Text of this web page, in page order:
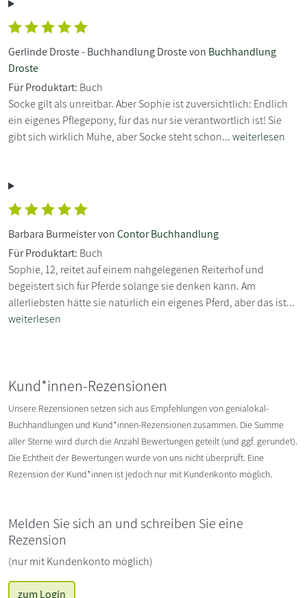
Gerlinde Droste - Buchhandlung Droste von Buchhandlung
Droste
Für Produktart: Buch
Socke gilt als unreitbar. Aber Sophie ist zuversichtlich: Endlich
ein eigenes Pflegepony, für das nur sie verantwortlich ist! Sie
gibt sich wirklich Mühe, aber Socke steht schon...weiterlesen
Barbara Burmeister vonContor Buchhandlung
Für Produktart: Buch
Sophie, 12, reitet auf einem nahgelegenen Reiterhof und
begeistert sich für Pferde solange sie denken kann. Am
allerliebsten hätte sie natürlich ein eigenes Pferd, aber das ist...
weiterlesen
Kund*innen-Rezensionen
Unsere Rezensionen setzen sich aus Empfehlungen von genialokal-
Buchhandlungen und Kund*innen-Rezensionen zusammen. Die Summe
aller Sterne wird durch die Anzahl Bewertungen geteilt (und ggf. gerundet).
Die Echtheit der Bewertungen wurde von uns nicht überprüft. Eine
Rezension der Kund*innen ist jedoch nur mit Kundenkonto möglich.
Melden Sie sich an und schreiben Sie eine
Rezension
(nur mit Kundenkonto möglich)
zum Login